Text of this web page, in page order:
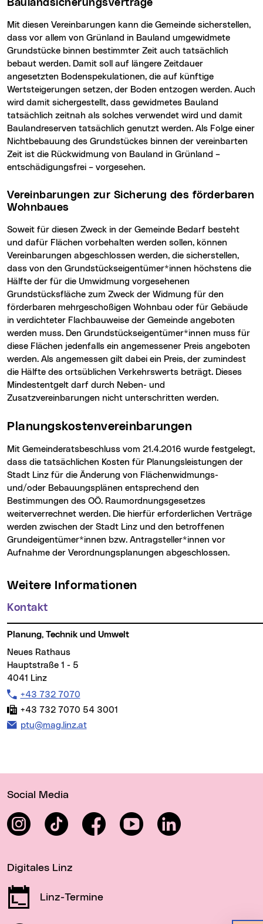
Baulandsicherungsverträge
Mit diesen Vereinbarungen kann die Gemeinde sicherstellen,
dass vor allem von Grünland in Bauland umgewidmete
Grundstücke binnen bestimmter Zeit auch tatsächlich
bebaut werden. Damit soll auf längere Zeitdauer
angesetzten Bodenspekulationen, die auf künftige
Wertsteigerungen setzen, der Boden entzogen werden. Auch
wird damit sichergestellt, dass gewidmetes Bauland
tatsächlich zeitnah als solches verwendet wird und damit
Baulandreserven tatsächlich genutzt werden. Als Folge einer
Nichtbebauung des Grundstückes binnen der vereinbarten
Zeit ist die Rückwidmung von Bauland in Grünland –
entschädigungsfrei – vorgesehen.
Vereinbarungen zur Sicherung des förderbaren
Wohnbaues
Soweit für diesen Zweck in der Gemeinde Bedarf besteht
und dafür Flächen vorbehalten werden sollen, können
Vereinbarungen abgeschlossen werden, die sicherstellen,
dass von den Grundstückseigentümer*innen höchstens die
Hälfte der für die Umwidmung vorgesehenen
Grundstücksfläche zum Zweck der Widmung für den
förderbaren mehrgeschoßigen Wohnbau oder für Gebäude
in verdichteter Flachbauweise der Gemeinde angeboten
werden muss. Den Grundstückseigentümer*innen muss für
diese Flächen jedenfalls ein angemessener Preis angeboten
werden. Als angemessen gilt dabei ein Preis, der zumindest
die Hälfte des ortsüblichen Verkehrswerts beträgt. Dieses
Mindestentgelt darf durch Neben- und
Zusatzvereinbarungen nicht unterschritten werden.
Planungskostenvereinbarungen
Mit Gemeinderatsbeschluss vom 21.4.2016 wurde festgelegt,
dass die tatsächlichen Kosten für Planungsleistungen der
Stadt Linz für die Änderung von Flächenwidmungs-
und/oder Bebauungsplänen entsprechend den
Bestimmungen des OÖ. Raumordnungsgesetzes
weiterverrechnet werden. Die hierfür erforderlichen Verträge
werden zwischen der Stadt Linz und den betroffenen
Grundeigentümer*innen bzw. Antragsteller*innen vor
Aufnahme der Verordnungsplanungen abgeschlossen.
Weitere Informationen
Kontakt
Planung, Technik und Umwelt
Neues Rathaus
Hauptstraße 1 - 5
4041 Linz
Telefon:
+43 732 7070
Fax:
+43 732 7070 54 3001
E-Mail Adresse:
ptu@mag.linz.at
Social Media
InstagramTikTok FacebookYouTube LinkedIn
Digitales Linz
Linz-Termine